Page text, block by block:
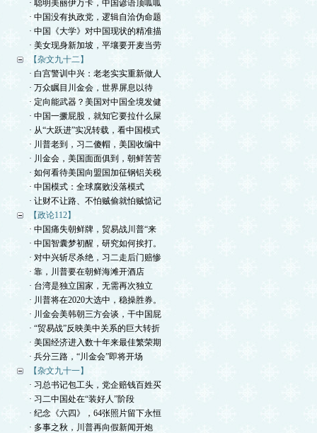
· 聪明美丽伊万卡，中国谚语顶呱呱
· 中国没有执政党，逻辑自洽伪命题
· 中国《大学》对中国现状的精准描
· 美女现身新加坡，平壤要开麦当劳
【杂文九十二】
· 白宫警训中兴：老老实实重新做人
· 万众瞩目川金会，世界屏息以待
· 定向能武器？美国对中国全境发健
· 中国一撅屁股，就知它要拉什么屎
· 从“大跃进”实况转载，看中国模式
· 川普老到，习二傻帽，美国收编中
· 川金会，美国面面俱到，朝鲜苦苦
· 如何看待美国向盟国加征钢铝关税
· 中国模式：全球腐败没落模式
· 让财不让路、不怕贼偷就怕贼惦记
【政论112】
· 中国痛失朝鲜牌，贸易战川普“来
· 中国智囊梦初醒，研究如何挨打。
· 对中兴斩尽杀绝，习二走后门赔惨
· 靠，川普要在朝鲜海滩开酒店
· 台湾是独立国家，无需再次独立
· 川普将在2020大选中，稳操胜券。
· 川金会美韩朝三方会谈，干中国屁
· “贸易战”反映美中关系的巨大转折
· 美国经济进入数十年来最佳繁荣期
· 兵分三路，“川金会”即将开场
【杂文九十一】
· 习总书记包工头，党企赔钱百姓买
· 习二中国处在“装好人”阶段
· 纪念《六四》，64张照片留下永恒
· 多事之秋，川普再向假新闻开炮